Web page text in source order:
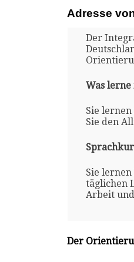
Adresse
Der
Was
Sie
Sie den
Sie
täglichen
Arbeit
Der